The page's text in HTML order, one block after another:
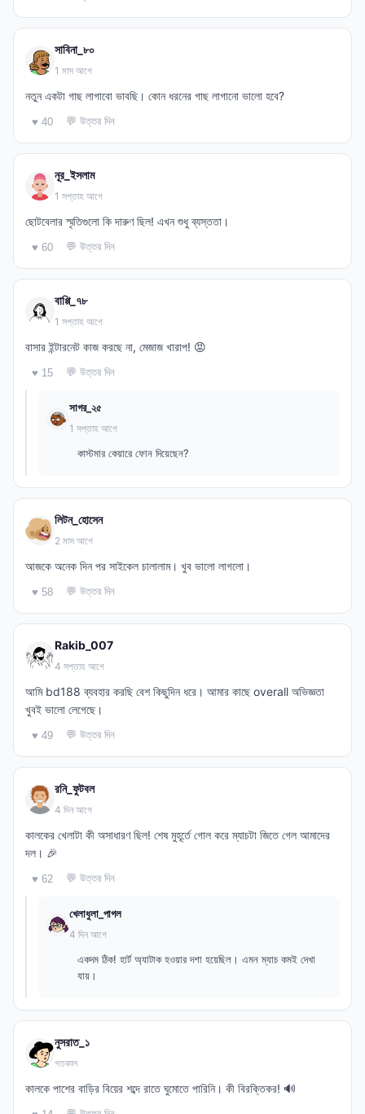
সাবিনা_৮০
1 মাস আগে
নতুন একটা গাছ লাগাবো ভাবছি। কোন ধরনের গাছ লাগানো ভালো হবে?
♥ 40 💬 উত্তর দিন
নূর_ইসলাম
1 সপ্তাহ আগে
ছোটবেলার স্মৃতিগুলো কি দারুণ ছিল! এখন শুধু ব্যস্ততা।
♥ 60 💬 উত্তর দিন
বাপ্পি_৭৮
1 সপ্তাহ আগে
বাসার ইন্টারনেট কাজ করছে না, মেজাজ খারাপ! 😡
♥ 15 💬 উত্তর দিন
সাগর_২৫
1 সপ্তাহ আগে
কাস্টমার কেয়ারে ফোন দিয়েছেন?
লিটন_হোসেন
2 মাস আগে
আজকে অনেক দিন পর সাইকেল চালালাম। খুব ভালো লাগলো।
♥ 58 💬 উত্তর দিন
Rakib_007
4 সপ্তাহ আগে
আমি bd188 ব্যবহার করছি বেশ কিছুদিন ধরে। আমার কাছে overall অভিজ্ঞতা
খুবই ভালো লেগেছে।
♥ 49 💬 উত্তর দিন
রনি_ফুটবল
4 দিন আগে
কালকের খেলাটা কী অসাধারণ ছিল! শেষ মুহূর্তে গোল করে ম্যাচটা জিতে গেল আমাদের
দল। 🎉
♥ 62 💬 উত্তর দিন
খেলাধুলা_পাগল
4 দিন আগে
একদম ঠিক! হার্ট অ্যাটাক হওয়ার দশা হয়েছিল। এমন ম্যাচ কমই দেখা
যায়।
নুসরাত_১
গতকাল
কালকে পাশের বাড়ির বিয়ের শব্দে রাতে ঘুমোতে পারিনি। কী বিরক্তিকর! 🔊